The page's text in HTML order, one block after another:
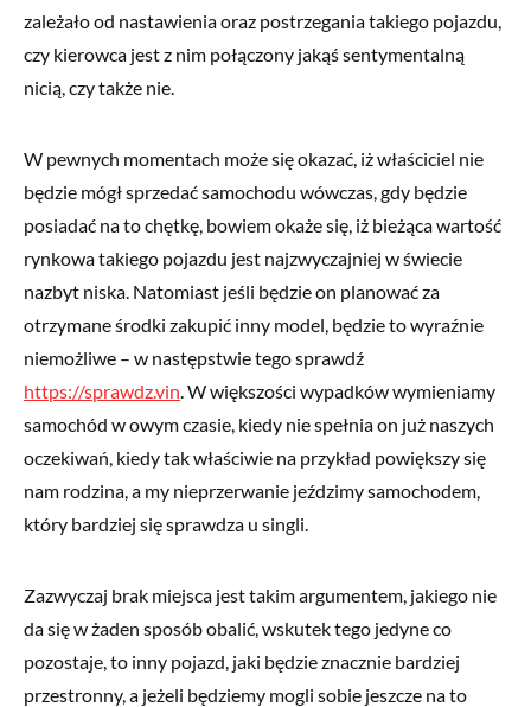
zależało od nastawienia oraz postrzegania takiego pojazdu,
czy kierowca jest z nim połączony jakąś sentymentalną
nicią, czy także nie.
W pewnych momentach może się okazać, iż właściciel nie
będzie mógł sprzedać samochodu wówczas, gdy będzie
posiadać na to chętkę, bowiem okaże się, iż bieżąca wartość
rynkowa takiego pojazdu jest najzwyczajniej w świecie
nazbyt niska. Natomiast jeśli będzie on planować za
otrzymane środki zakupić inny model, będzie to wyraźnie
niemożliwe – w następstwie tego sprawdź
https://sprawdz.vin. W większości wypadków wymieniamy
samochód w owym czasie, kiedy nie spełnia on już naszych
oczekiwań, kiedy tak właściwie na przykład powiększy się
nam rodzina, a my nieprzerwanie jeździmy samochodem,
który bardziej się sprawdza u singli.
Zazwyczaj brak miejsca jest takim argumentem, jakiego nie
da się w żaden sposób obalić, wskutek tego jedyne co
pozostaje, to inny pojazd, jaki będzie znacznie bardziej
przestronny, a jeżeli będziemy mogli sobie jeszcze na to